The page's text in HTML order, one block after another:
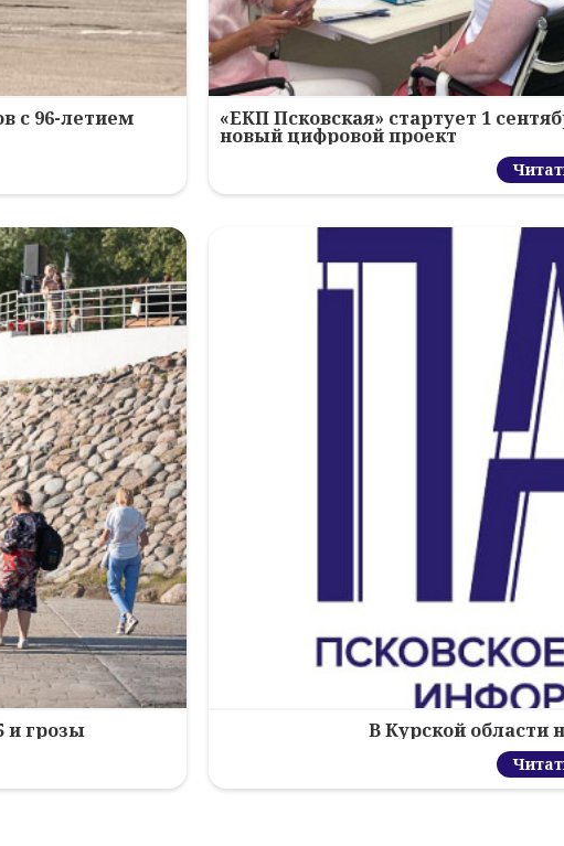
с 96-летием «ЕКП Псковская» стартует 1
новый цифровой проект
и грозы В Курской области